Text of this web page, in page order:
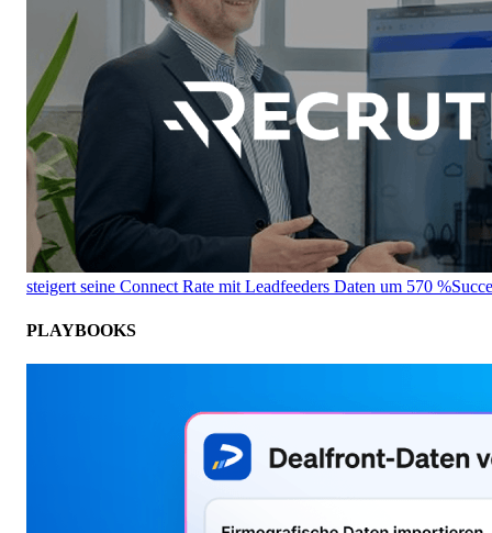
steigert seine Connect Rate mit Leadfeeders Daten um 570 %
PLAYBOOKS